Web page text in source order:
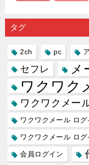
り会った
人に軽...
するので
タグ
2ch pc
セフレ メ
ワクワク
ワクワクメー
ワクワクメール ログ
ワクワクメール ログ
会員ログイン